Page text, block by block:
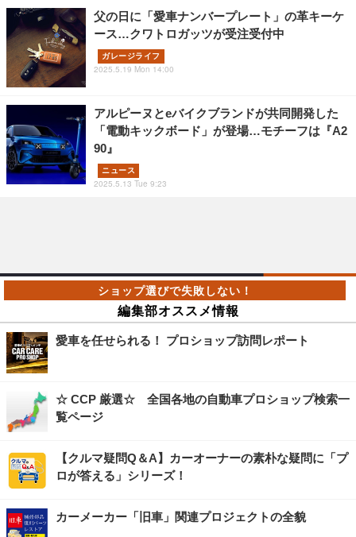
父の日に「愛車ナンバープレート」の革キーケ
ース…クワトロガッツが受注受付中
ガレージライフ
2025.5.19 Mon 14:00
アルピーヌとeバイクブランドが共同開発した
「電動キックボード」が登場…モチーフは『A2
90』
ニュース
2025.5.13 Tue 9:23
編集部オススメ情報
愛車を任せられる！ プロショップ訪問レポート
☆ CCP 厳選☆ 全国各地の自動車プロショップ検索一
覧ページ
【クルマ疑問Q＆A】カーオーナーの素朴な疑問に「プ
ロが答える」シリーズ！
カーメーカー「旧車」関連プロジェクトの全貌